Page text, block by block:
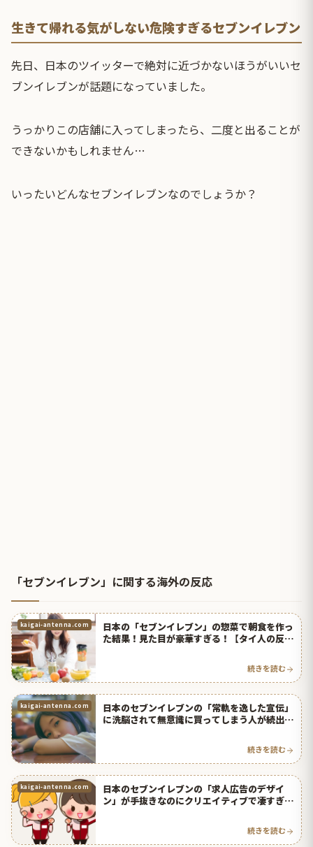
生きて帰れる気がしない危険すぎるセブンイレブン
先日、日本のツイッターで絶対に近づかないほうがいいセ
ブンイレブンが話題になっていました。
うっかりこの店舗に入ってしまったら、二度と出ることが
できないかもしれません…
いったいどんなセブンイレブンなのでしょうか？
「セブンイレブン」に関する海外の反応
kaigai-antenna.com
日本の「セブンイレブン」の惣菜で朝食を作っ
た結果！見た目が豪華すぎる！【タイ人の反
続きを読む
kaigai-antenna.com
日本のセブンイレブンの「常軌を逸した宣伝」
に洗脳されて無意識に買ってしまう人が続出！
続きを読む
kaigai-antenna.com
日本のセブンイレブンの「求人広告のデザイ
ン」が手抜きなのにクリエイティブで凄すぎ
続きを読む